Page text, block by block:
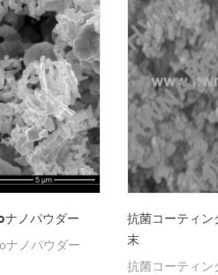
ナノパウダー
ナノパウダー
抗菌コーティン
末
抗菌コーティン